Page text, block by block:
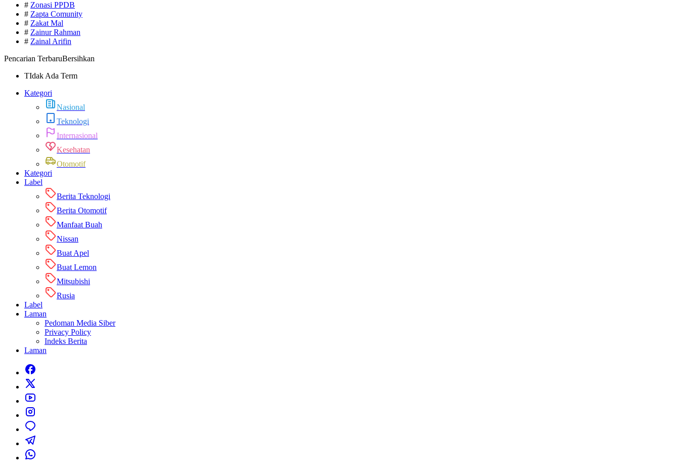
# Zonasi PPDB
# Zapta Comunity
# Zakat Mal
# Zainur Rahman
# Zainal Arifin
Pencarian TerbaruBersihkan
TIdak Ada Term
Kategori
Nasional
Teknologi
Internasional
Kesehatan
Otomotif
Kategori
Label
Berita Teknologi
Berita Otomotif
Manfaat Buah
Nissan
Buat Apel
Buat Lemon
Mitsubishi
Rusia
Label
Laman
Pedoman Media Siber
Privacy Policy
Indeks Berita
Laman